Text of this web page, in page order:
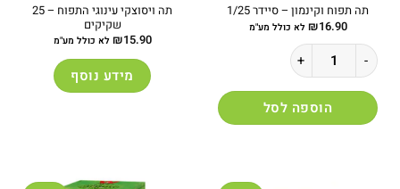
תה תפוח וקינמון – סיידר 1/25
₪16.90 לא כולל מע"מ
כמות של תה תפוח וקינמון - סיידר 1/25
הוספה לסל
תה ויסוצקי עינוגי התפוח – 25
שקיקים
₪15.90 לא כולל מע"מ
מידע נוסף